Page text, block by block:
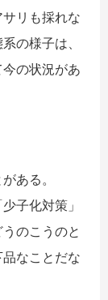
リも採れな
の様子は、
の状況があ
ある。
子化対策」
のこうのと
なことだな